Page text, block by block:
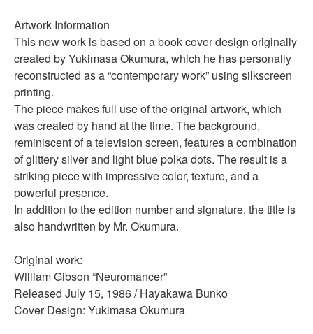
Artwork Information
This new work is based on a book cover design originally
created byYukimasa Okumura, which he has personally
reconstructed as a “contemporary work” using silkscreen
printing.
The piece makes full use of the original artwork, which
was created by hand at the time. The background,
reminiscent of a television screen, features a combination
of glittery silver and light blue polka dots. The result is a
striking piece with impressive color, texture, and a
powerful presence.
In addition to the edition number and signature, the title is
also handwritten by Mr. Okumura.
Original work:
William Gibson “Neuromancer”
Released July 15, 1986 / Hayakawa Bunko
Cover Design: Yukimasa Okumura